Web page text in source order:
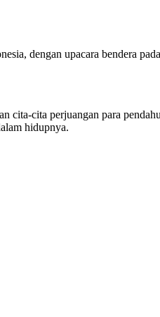
dengan upacara bendera
cita-cita perjuangan para
hidupnya.